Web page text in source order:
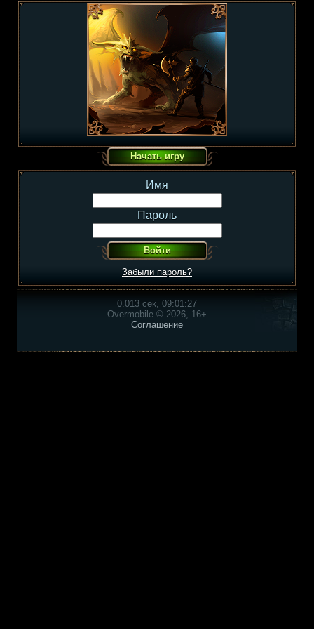
Имя
Пароль
Забыли пароль?
0.013 сек, 09:01:27
Overmobile © 2026, 16+
Соглашение